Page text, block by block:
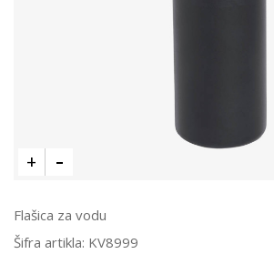
Flašica za vodu
Šifra artikla: KV8999